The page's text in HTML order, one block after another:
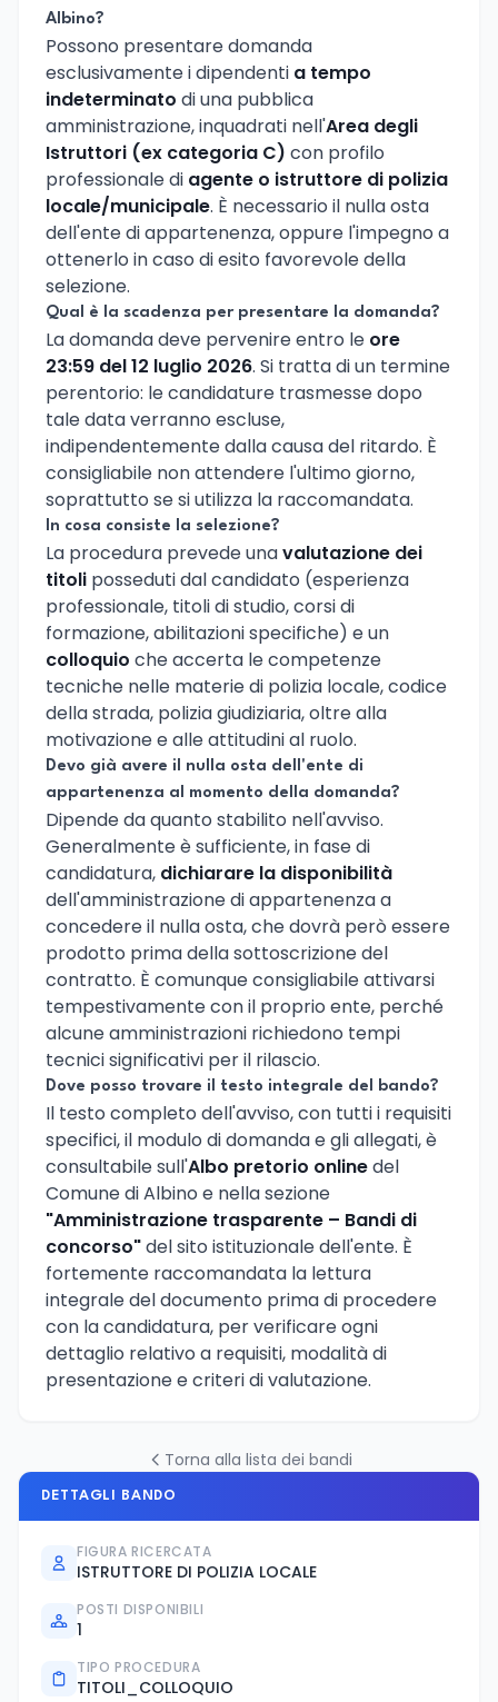
Albino?
Possono presentare domanda
esclusivamente i dipendenti a tempo
indeterminato di una pubblica
amministrazione, inquadrati nell'Area degli
Istruttori (ex categoria C) con profilo
professionale di agente o istruttore di polizia
locale/municipale. È necessario il nulla osta
dell'ente di appartenenza, oppure l'impegno a
ottenerlo in caso di esito favorevole della
selezione.
Qual è la scadenza per presentare la domanda?
La domanda deve pervenire entro le ore
23:59 del 12 luglio 2026. Si tratta di un termine
perentorio: le candidature trasmesse dopo
tale data verranno escluse,
indipendentemente dalla causa del ritardo. È
consigliabile non attendere l'ultimo giorno,
soprattutto se si utilizza la raccomandata.
In cosa consiste la selezione?
La procedura prevede unavalutazione dei
titoli posseduti dal candidato (esperienza
professionale, titoli di studio, corsi di
formazione, abilitazioni specifiche) e un
colloquio che accerta le competenze
tecniche nelle materie di polizia locale, codice
della strada, polizia giudiziaria, oltre alla
motivazione e alle attitudini al ruolo.
Devo già avere il nulla osta dell'ente di
appartenenza al momento della domanda?
Dipende da quanto stabilito nell'avviso.
Generalmente è sufficiente, in fase di
candidatura, dichiarare la disponibilità
dell'amministrazione di appartenenza a
concedere il nulla osta, che dovrà però essere
prodotto prima della sottoscrizione del
contratto. È comunque consigliabile attivarsi
tempestivamente con il proprio ente, perché
alcune amministrazioni richiedono tempi
tecnici significativi per il rilascio.
Dove posso trovare il testo integrale del bando?
Il testo completo dell'avviso, con tutti i requisiti
specifici, il modulo di domanda e gli allegati, è
consultabile sull'Albo pretorio onlinedel
Comune di Albino e nella sezione
"Amministrazione trasparente – Bandi di
concorso"del sito istituzionale dell'ente. È
fortemente raccomandata la lettura
integrale del documento prima di procedere
con la candidatura, per verificare ogni
dettaglio relativo a requisiti, modalità di
presentazione e criteri di valutazione.
Torna alla lista dei bandi
DETTAGLI BANDO
FIGURA RICERCATA
ISTRUTTORE DI POLIZIA LOCALE
POSTI DISPONIBILI
1
TIPO PROCEDURA
TITOLI_COLLOQUIO